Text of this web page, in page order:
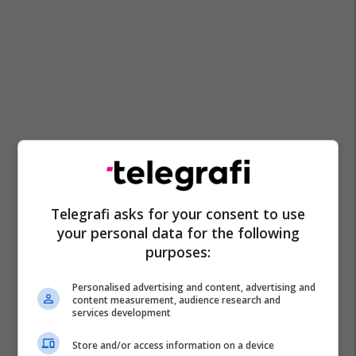
Telegrafi asks for your consent to use
your personal data for the following
purposes:
Personalised advertising and content, advertising and
content measurement, audience research and
services development
Store and/or access information on a device